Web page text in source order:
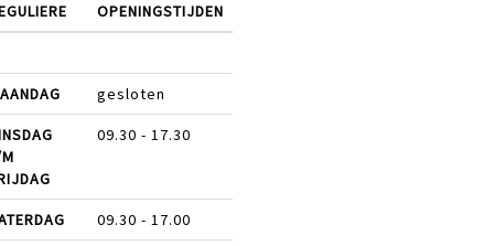
OPENINGSTIJDEN
gesloten
09.30 - 17.30
09.30 - 17.00